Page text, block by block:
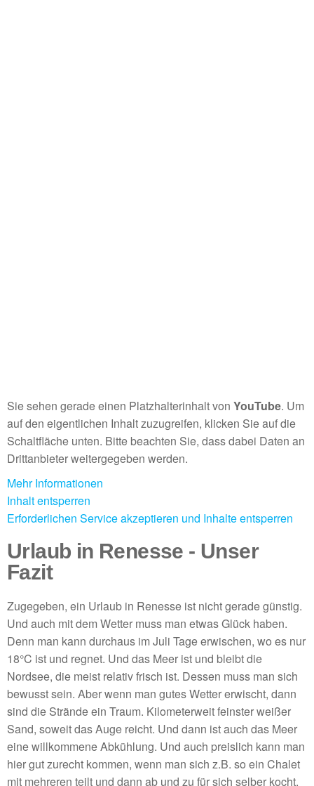
Sie sehen gerade einen Platzhalterinhalt von YouTube. Um
auf den eigentlichen Inhalt zuzugreifen, klicken Sie auf die
Schaltfläche unten. Bitte beachten Sie, dass dabei Daten an
Drittanbieter weitergegeben werden.
Mehr Informationen
Inhalt entsperren
Erforderlichen Service akzeptieren und Inhalte entsperren
Urlaub in Renesse - Unser
Fazit
Zugegeben, ein Urlaub in Renesse ist nicht gerade günstig.
Und auch mit dem Wetter muss man etwas Glück haben.
Denn man kann durchaus im Juli Tage erwischen, wo es nur
18°C ist und regnet. Und das Meer ist und bleibt die
Nordsee, die meist relativ frisch ist. Dessen muss man sich
bewusst sein. Aber wenn man gutes Wetter erwischt, dann
sind die Strände ein Traum. Kilometerweit feinster weißer
Sand, soweit das Auge reicht. Und dann ist auch das Meer
eine willkommene Abkühlung. Und auch preislich kann man
hier gut zurecht kommen, wenn man sich z.B. so ein Chalet
mit mehreren teilt und dann ab und zu für sich selber kocht.